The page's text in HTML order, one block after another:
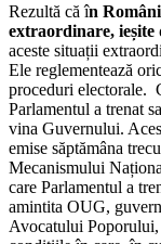
Rezultă că în
extraordinare, ieșite
aceste situații
Ele reglementează
proceduri electorale.
Parlamentul a trenat
vina Guvernului.
emise săptămâna
Mecanismului
care Parlamentul a
amintita OUG,
Avocatului